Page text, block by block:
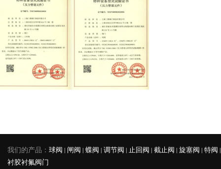
我们的产品： 球阀 | 闸阀 | 蝶阀 | 调节阀 | 止回阀 | 截止阀 | 旋塞阀 | 特阀 |
衬胶衬氟阀门